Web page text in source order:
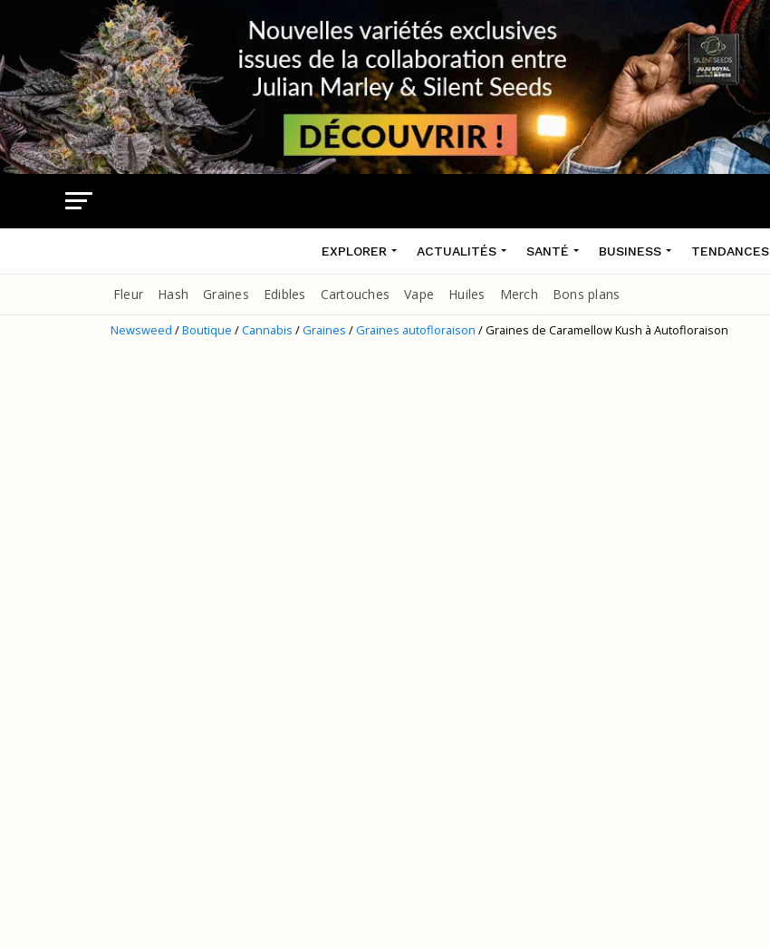
EXPLORER ACTUALITÉS SANTÉ BUSINESS TENDANCES
Fleur Hash Graines Edibles Cartouches Vape Huiles Merch Bons plans
Newsweed /Boutique /Cannabis /Graines /Graines autofloraison / Graines de Caramellow Kush à Autofloraison